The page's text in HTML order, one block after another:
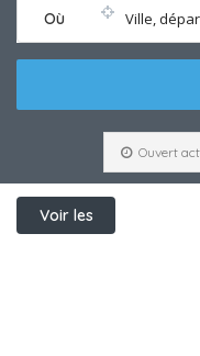
Où Ville,
Ouvert
Voir les